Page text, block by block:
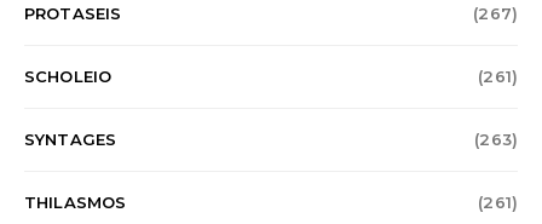
PROTASEIS (267)
SCHOLEIO (261)
SYNTAGES (263)
THILASMOS (261)